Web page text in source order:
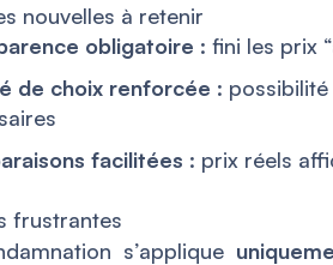
nouvelles à retenir
obligatoire : fini les prix
de choix renforcée :
facilitées : prix réels
frustrantes
s’applique